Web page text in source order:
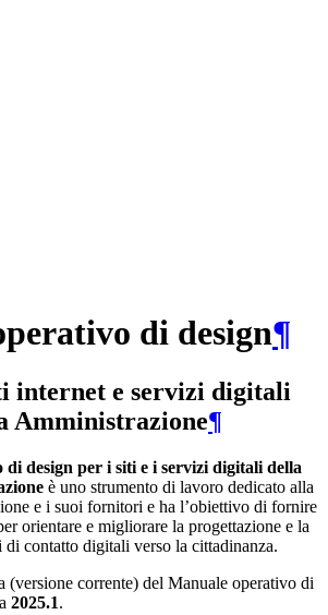
di design¶
internet e servizi digitali
Amministrazione¶
design per i siti e i servizi digitali della
è uno strumento di lavoro dedicato alla
e i suoi fornitori e ha l’obiettivo di fornire
orientare e migliorare la progettazione e la
contatto digitali verso la cittadinanza.
(versione corrente) del Manuale operativo di
2025.1.